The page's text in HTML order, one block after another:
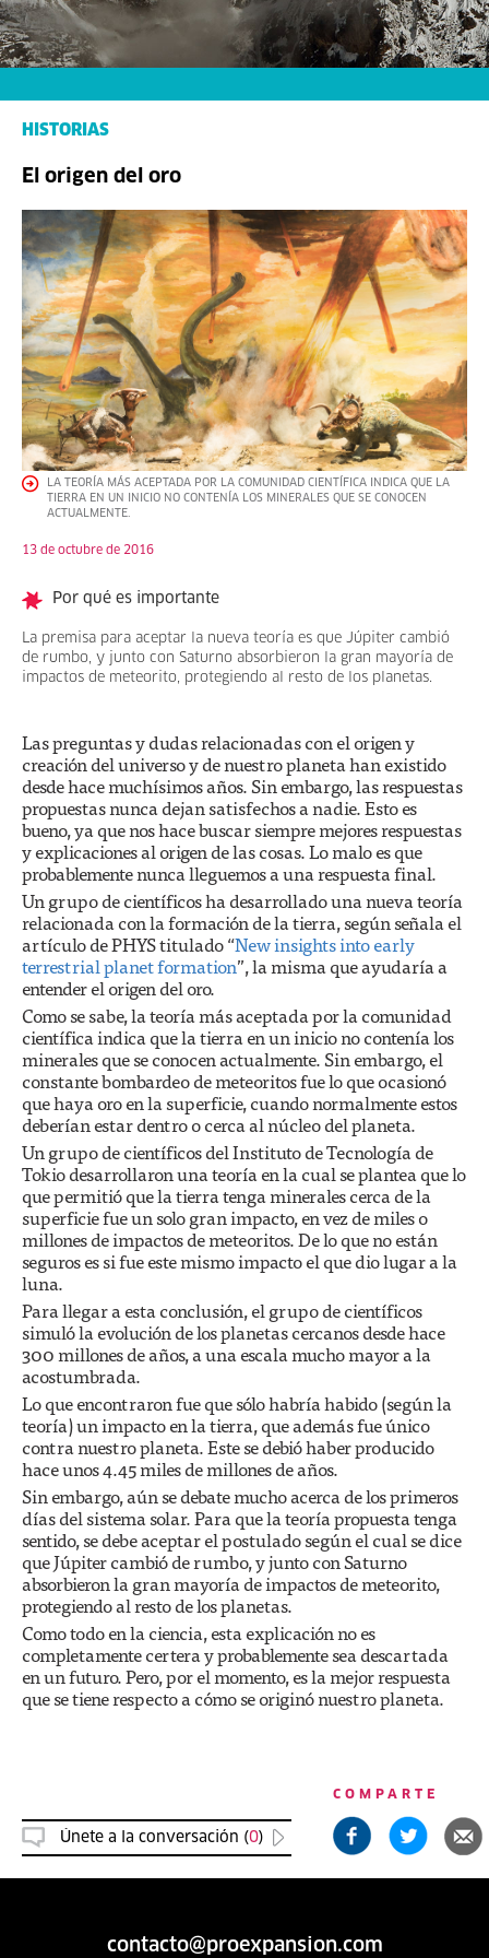
HISTORIAS
El origen del oro
LA TEORÍA MÁS ACEPTADA POR LA COMUNIDAD CIENTÍFICA INDICA QUE LA
TIERRA EN UN INICIO NO CONTENÍA LOS MINERALES QUE SE CONOCEN
ACTUALMENTE.
13 de octubre de 2016
Por qué es importante
La premisa para aceptar la nueva teoría es que Júpiter cambió
de rumbo, y junto con Saturno absorbieron la gran mayoría de
impactos de meteorito, protegiendo al resto de los planetas.
Las preguntas y dudas relacionadas con el origen y
creación del universo y de nuestro planeta han existido
desde hace muchísimos años. Sin embargo, las respuestas
propuestas nunca dejan satisfechos a nadie. Esto es
bueno, ya que nos hace buscar siempre mejores respuestas
y explicaciones al origen de las cosas. Lo malo es que
probablemente nunca lleguemos a una respuesta final.
Un grupo de científicos ha desarrollado una nueva teoría
relacionada con la formación de la tierra, según señala el
artículo de PHYS titulado “New insights into early
terrestrial planet formation”, la misma que ayudaría a
entender el origen del oro.
Como se sabe, la teoría más aceptada por la comunidad
científica indica que la tierra en un inicio no contenía los
minerales que se conocen actualmente. Sin embargo, el
constante bombardeo de meteoritos fue lo que ocasionó
que haya oro en la superficie, cuando normalmente estos
deberían estar dentro o cerca al núcleo del planeta.
Un grupo de científicos del Instituto de Tecnología de
Tokio desarrollaron una teoría en la cual se plantea que lo
que permitió que la tierra tenga minerales cerca de la
superficie fue un solo gran impacto, en vez de miles o
millones de impactos de meteoritos. De lo que no están
seguros es si fue este mismo impacto el que dio lugar a la
luna.
Para llegar a esta conclusión, el grupo de científicos
simuló la evolución de los planetas cercanos desde hace
300 millones de años, a una escala mucho mayor a la
acostumbrada.
Lo que encontraron fue que sólo habría habido (según la
teoría) un impacto en la tierra, que además fue único
contra nuestro planeta. Este se debió haber producido
hace unos 4.45 miles de millones de años.
Sin embargo, aún se debate mucho acerca de los primeros
días del sistema solar. Para que la teoría propuesta tenga
sentido, se debe aceptar el postulado según el cual se dice
que Júpiter cambió de rumbo, y junto con Saturno
absorbieron la gran mayoría de impactos de meteorito,
protegiendo al resto de los planetas.
Como todo en la ciencia, esta explicación no es
completamente certera y probablemente sea descartada
en un futuro. Pero, por el momento, es la mejor respuesta
que se tiene respecto a cómo se originó nuestro planeta.
Únete a la conversación (0)
COMPARTE
contacto@proexpansion.com